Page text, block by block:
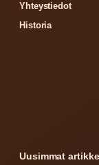
Yhteystiedot
Historia
Uusimmat